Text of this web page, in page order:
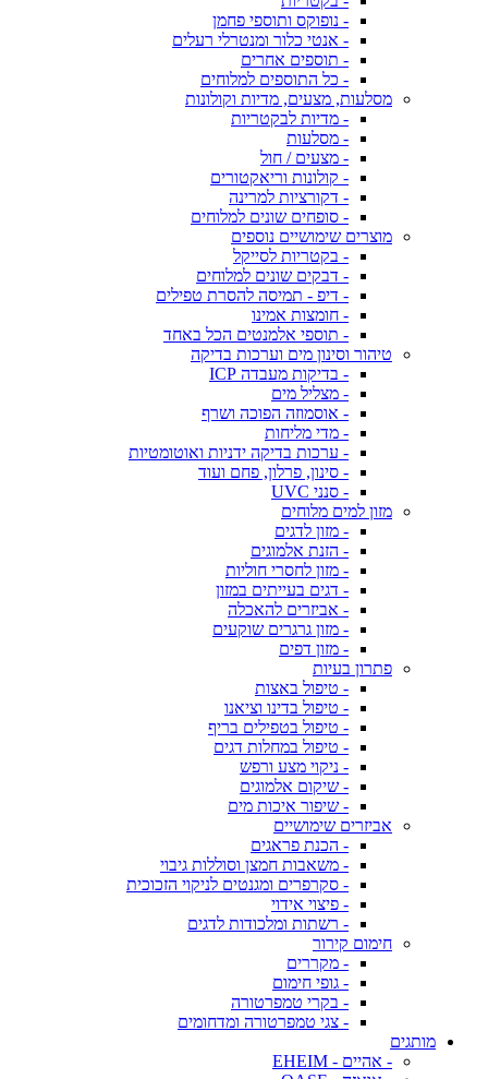
- נופוקס ותוספי פחמן
- אנטי כלור ומנטרלי רעלים
- תוספים אחרים
- כל התוספים למלוחים
מסלעות, מצעים, מדיות וקולונות
- מדיות לבקטריות
- מסלעות
- מצעים / חול
- קולונות וריאקטורים
- דקורציות למרינה
- סופחים שונים למלוחים
מוצרים שימושיים נוספים
- בקטריות לסייקל
- דבקים שונים למלוחים
- דיפ - תמיסה להסרת טפילים
- חומצות אמינו
- תוספי אלמנטים הכל באחד
טיהור וסינון מים וערכות בדיקה
- בדיקות מעבדה ICP
- מצליל מים
- אוסמוזה הפוכה ושרף
- מדי מליחות
- ערכות בדיקה ידניות ואוטומטיות
- סינון, פרלון, פחם ועוד
- סנני UVC
מזון למים מלוחים
- מזון לדגים
- הזנת אלמוגים
- מזון לחסרי חוליות
- דגים בעייתים במזון
- אביזרים להאכלה
- מזון גרגרים שוקעים
- מזון דפים
פתרון בעיות
- טיפול באצות
- טיפול בדינו וציאנו
- טיפול בטפילים בריף
- טיפול במחלות דגים
- ניקוי מצע ורפש
- שיקום אלמוגים
- שיפור איכות מים
אביזרים שימושיים
- הכנת פראגים
- משאבות חמצן וסוללות גיבוי
- סקרפרים ומגנטים לניקוי הזכוכית
- פיצוי אידוי
- רשתות ומלכודות לדגים
חימום קירור
- מקררים
- גופי חימום
- בקרי טמפרטורה
- צגי טמפרטורה ומדחומים
מותגים
- אהיים - EHEIM